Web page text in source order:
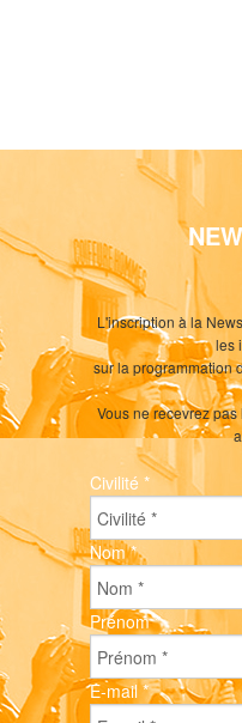
L'inscription à la
les
sur la programmation
Vous ne recevrez
Civilité *
Nom*
Prénom*
E-mail*